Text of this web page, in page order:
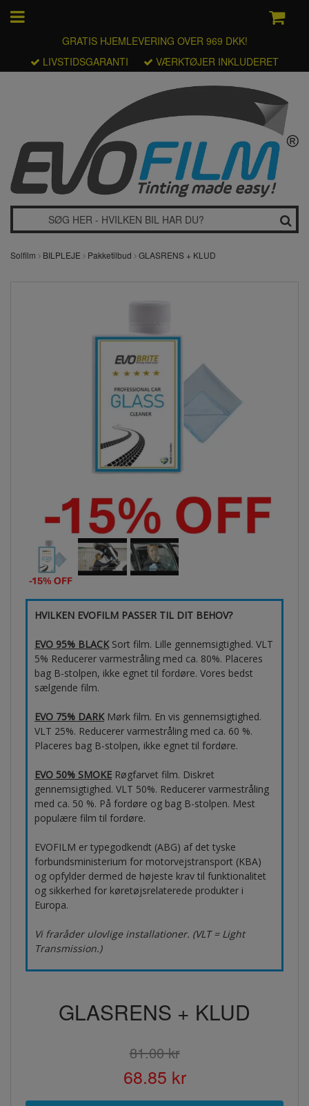
GRATIS HJEMLEVERING OVER 969 DKK!
LIVSTIDSGARANTI
VÆRKTØJER INKLUDERET
Solfilm BILPLEJE Pakketilbud GLASRENS + KLUD
HVILKEN EVOFILM PASSER TIL DIT BEHOV?
EVO 95% BLACKSort film. Lille gennemsigtighed. VLT
5% Reducerer varmestråling med ca. 80%. Placeres
bag B-stolpen, ikke egnet til fordøre. Vores bedst
sælgende film.
EVO 75% DARKMørk film. En vis gennemsigtighed.
VLT 25%. Reducerer varmestråling med ca. 60 %.
Placeres bag B-stolpen, ikke egnet til fordøre.
EVO 50% SMOKE Røgfarvet film. Diskret
gennemsigtighed. VLT 50%. Reducerer varmestråling
med ca. 50 %. På fordøre og bag B-stolpen. Mest
populære film til fordøre.
EVOFILM er typegodkendt (ABG) af det tyske
forbundsministerium for motorvejstransport (KBA)
og opfylder dermed de højeste krav til funktionalitet
og sikkerhed for køretøjsrelaterede produkter i
Europa.
Vi fraråder ulovlige installationer. (VLT = Light
Transmission.)
GLASRENS + KLUD
81.00 kr
68.85 kr